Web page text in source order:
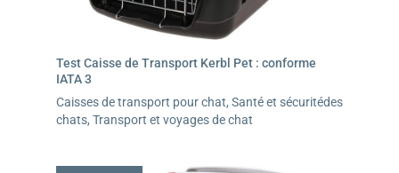
Test Caisse de Transport Kerbl Pet : conforme
IATA 3
Caisses de transport pour chat, Santé et sécuritédes
chats, Transport et voyages de chat